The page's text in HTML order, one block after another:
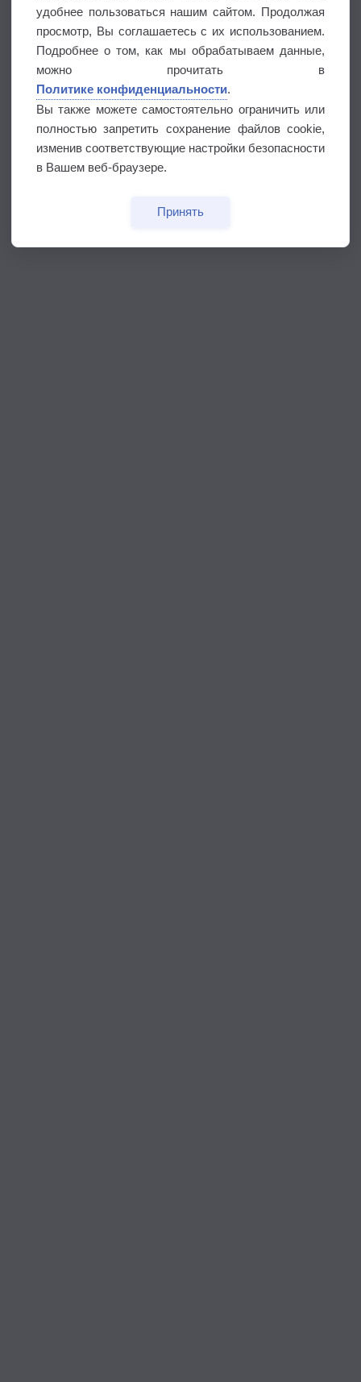
удобнее пользоваться нашим сайтом. Продолжая
просмотр, Вы соглашаетесь с их использованием.
Подробнее о том, как мы обрабатываем данные,
можно прочитать в
Политике конфиденциальности.
Вы также можете самостоятельно ограничить или
полностью запретить сохранение файлов cookie,
изменив соответствующие настройки безопасности
в Вашем веб-браузере.
Принять